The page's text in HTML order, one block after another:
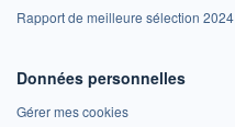
Rapport de meilleure sélection 2024
Données personnelles
Gérer mes cookies